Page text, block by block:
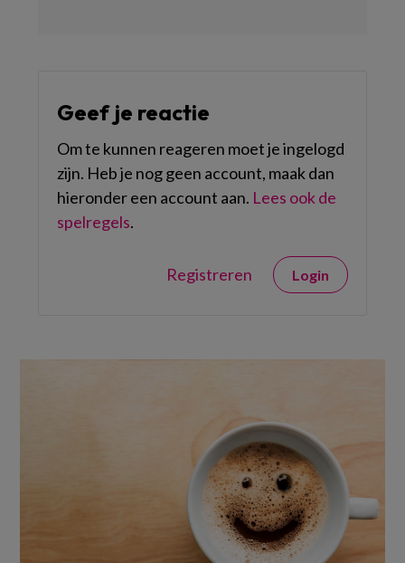
Geef je reactie
Om te kunnen reageren moet je ingelogd
zijn. Heb je nog geen account, maak dan
hieronder een account aan. Lees ook de
spelregels.
Registreren Login